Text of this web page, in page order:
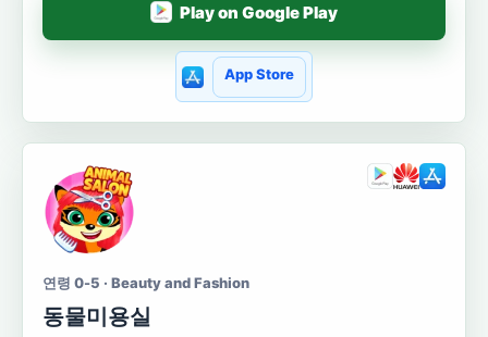
Play on Google Play
App Store
연령 0-5 · Beauty and Fashion
동물미용실